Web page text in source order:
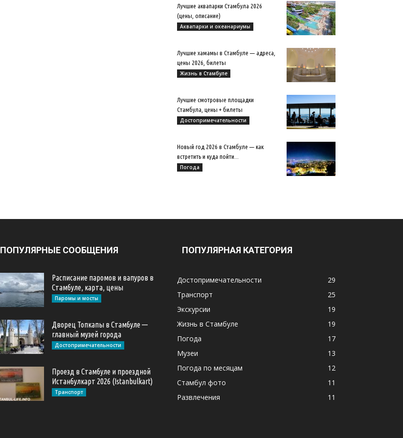
Лучшие аквапарки Стамбула 2026
(цены, описание)
Аквапарки и океанариумы
Лучшие хамамы в Стамбуле — адреса,
цены 2026, билеты
Жизнь в Стамбуле
Лучшие смотровые площадки
Стамбула, цены + билеты
Достопримечательности
Новый год 2026 в Стамбуле — как
встретить и куда пойти...
Погода
ПОПУЛЯРНЫЕ СООБЩЕНИЯ
Расписание паромов и вапуров в
Стамбуле, карта, цены
Паромы и мосты
Дворец Топкапы в Стамбуле —
главный музей города
Достопримечательности
Проезд в Стамбуле и проездной
Истанбулкарт 2026 (Istanbulkart)
Транспорт
ПОПУЛЯРНАЯ КАТЕГОРИЯ
Достопримечательности
29
Транспорт
25
Экскурсии
19
Жизнь в Стамбуле
19
Погода
17
Музеи
13
Погода по месяцам
12
Стамбул фото
11
Развлечения
11